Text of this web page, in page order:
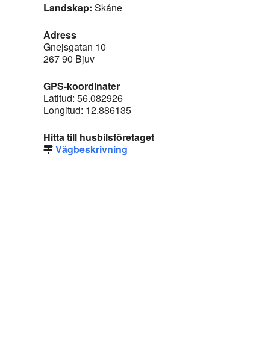
Landskap: Skåne
Adress
Gnejsgatan 10
267 90 Bjuv
GPS-koordinater
Latitud: 56.082926
Longitud: 12.886135
Hitta till husbilsföretaget
Vägbeskrivning